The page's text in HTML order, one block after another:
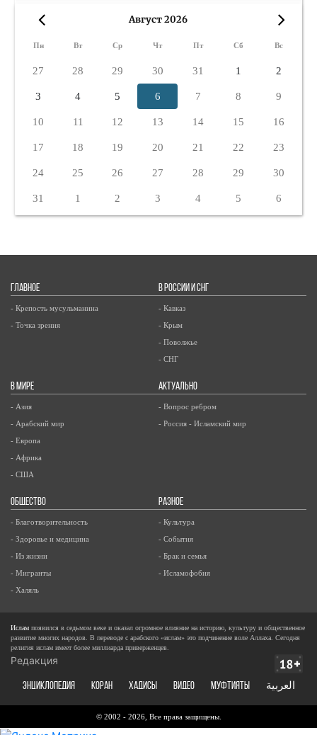
Август 2026
Пн Вт Ср Чт Пт Сб Вс
27 28 29 30 31 1 2
3 4 5 6 7 8 9
10 11 12 13 14 15 16
17 18 19 20 21 22 23
24 25 26 27 28 29 30
31 1 2 3 4 5 6
ГЛАВНОЕ
- Крепость мусульманина
- Точка зрения
В РОССИИ И СНГ
- Кавказ
- Крым
- Поволжье
- СНГ
В МИРЕ
- Азия
- Арабский мир
- Европа
- Африка
- США
АКТУАЛЬНО
- Вопрос ребром
- Россия - Исламский мир
ОБЩЕСТВО
- Благотворительность
- Здоровье и медицина
- Из жизни
- Мигранты
- Халяль
РАЗНОЕ
- Культура
- События
- Брак и семья
- Исламофобия
Ислам появился в седьмом веке и оказал огромное влияние на историю, культуру и общественное
развитие многих народов. В переводе с арабского «ислам» это подчинение воле Аллаха. Сегодня
религия ислам имеет более миллиарда приверженцев.
Редакция
ЭНЦИКЛОПЕДИЯ КОРАН ХАДИСЫ ВИДЕО Муфтияты العربية
© 2002 - 2026, Все права защищены.